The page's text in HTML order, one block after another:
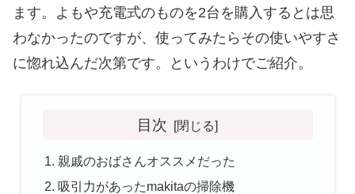
ます。よもや充電式のものを2台を購入するとは思
わなかったのですが、使ってみたらその使いやすさ
に惚れ込んだ次第です。というわけでご紹介。
目次
親戚のおばさんオススメだった
吸引力があったmakitaの掃除機